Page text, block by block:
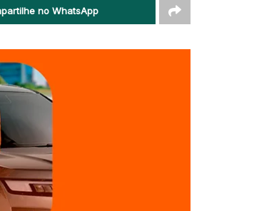
no WhatsApp